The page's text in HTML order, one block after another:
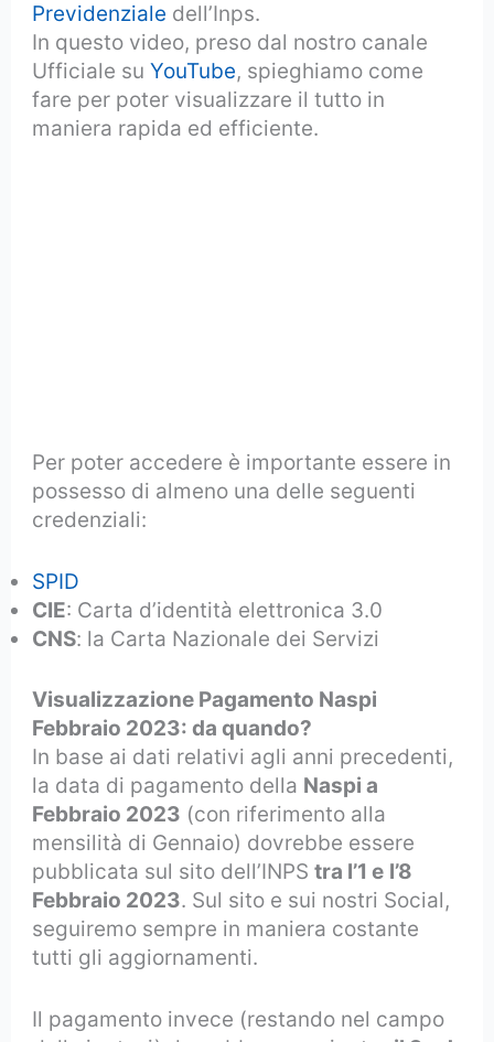
Previdenziale dell’Inps.
In questo video, preso dal nostro canale
Ufficiale suYouTube, spieghiamo come
fare per poter visualizzare il tutto in
maniera rapida ed efficiente.
Per poter accedere è importante essere in
possesso di almeno una delle seguenti
credenziali:
SPID
CIE: Carta d’identità elettronica 3.0
CNS: la Carta Nazionale dei Servizi
Visualizzazione Pagamento Naspi
Febbraio 2023: da quando?
In base ai dati relativi agli anni precedenti,
la data di pagamento della Naspi a
Febbraio 2023 (con riferimento alla
mensilità di Gennaio) dovrebbe essere
pubblicata sul sito dell’INPStra l’1 e l’8
Febbraio 2023. Sul sito e sui nostri Social,
seguiremo sempre in maniera costante
tutti gli aggiornamenti.
Il pagamento invece (restando nel campo